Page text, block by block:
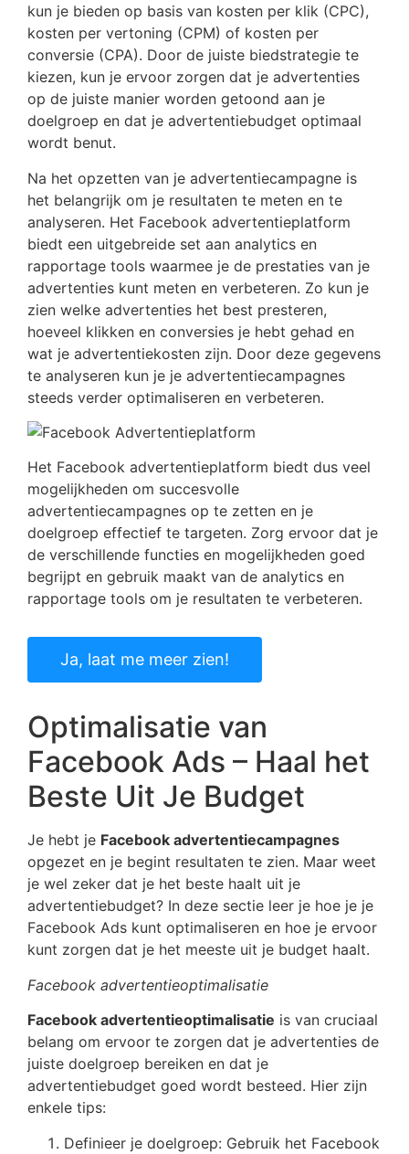
kun je bieden op basis van kosten per klik (CPC),
kosten per vertoning (CPM) of kosten per
conversie (CPA). Door de juiste biedstrategie te
kiezen, kun je ervoor zorgen dat je advertenties
op de juiste manier worden getoond aan je
doelgroep en dat je advertentiebudget optimaal
wordt benut.
Na het opzetten van je advertentiecampagne is
het belangrijk om je resultaten te meten en te
analyseren. Het Facebook advertentieplatform
biedt een uitgebreide set aan analytics en
rapportage tools waarmee je de prestaties van je
advertenties kunt meten en verbeteren. Zo kun je
zien welke advertenties het best presteren,
hoeveel klikken en conversies je hebt gehad en
wat je advertentiekosten zijn. Door deze gegevens
te analyseren kun je je advertentiecampagnes
steeds verder optimaliseren en verbeteren.
Het Facebook advertentieplatform biedt dus veel
mogelijkheden om succesvolle
advertentiecampagnes op te zetten en je
doelgroep effectief te targeten. Zorg ervoor dat je
de verschillende functies en mogelijkheden goed
begrijpt en gebruik maakt van de analytics en
rapportage tools om je resultaten te verbeteren.
Ja, laat me meer zien!
Optimalisatie van
Facebook Ads – Haal het
Beste Uit Je Budget
Je hebt je Facebook advertentiecampagnes
opgezet en je begint resultaten te zien. Maar weet
je wel zeker dat je het beste haalt uit je
advertentiebudget? In deze sectie leer je hoe je je
Facebook Ads kunt optimaliseren en hoe je ervoor
kunt zorgen dat je het meeste uit je budget haalt.
Facebook advertentieoptimalisatie
Facebook advertentieoptimalisatie is van cruciaal
belang om ervoor te zorgen dat je advertenties de
juiste doelgroep bereiken en dat je
advertentiebudget goed wordt besteed. Hier zijn
enkele tips:
Definieer je doelgroep: Gebruik het Facebook